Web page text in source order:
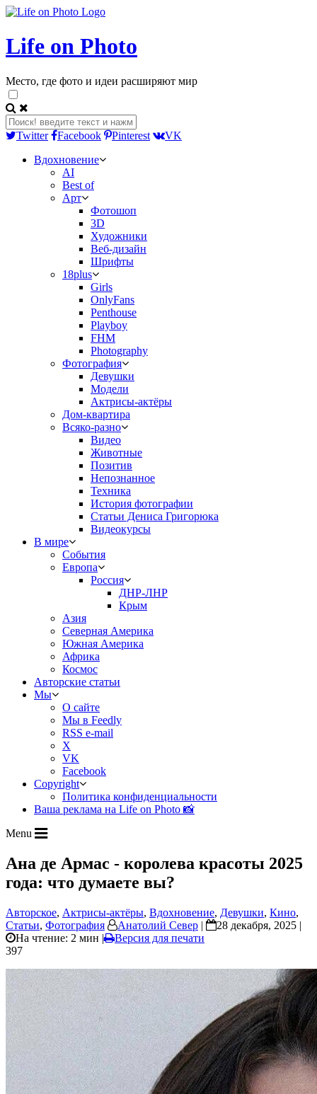
Life on Photo
Место, где фото и идеи расширяют мир
Twitter Facebook Pinterest
VK
Вдохновение
AI
Best of
Арт
Фотошоп
3D
Художники
Веб-дизайн
Шрифты
18plus
Girls
OnlyFans
Penthouse
Playboy
FHM
Photography
Фотография
Девушки
Модели
Актрисы-актёры
Дом-квартира
Всяко-разно
Видео
Животные
Позитив
Непознанное
Техника
История фотографии
Статьи Дениса Григорюка
Видеокурсы
В мире
События
Европа
Россия
ДНР-ЛНР
Крым
Азия
Северная Америка
Южная Америка
Африка
Космос
Авторские статьи
Мы
О сайте
Мы в Feedly
RSS e-mail
X
VK
Facebook
Copyright
Политика конфиденциальности
Ваша реклама на Life on Photo 📸
Menu
Ана де Армас - королева красоты 2025
года: что думаете вы?
Авторское, Актрисы-актёры, Вдохновение, Девушки, Кино,
Статьи, Фотография Анатолий Север |
28 декабря, 2025 |
На чтение: 2 мин |
Версия для печати
397